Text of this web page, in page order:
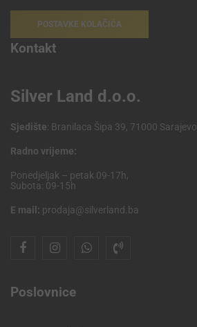
POSTAVKE KOLAČIĆA
Kontakt
Silver Land d.o.o.
Sjedište: Branilaca Šipa 39, 71000 Sarajevo
Radno vrijeme:
Ponedjeljak – petak 09-17h,
Subota: 09-15h
E mail: prodaja@silverland.ba
Poslovnice